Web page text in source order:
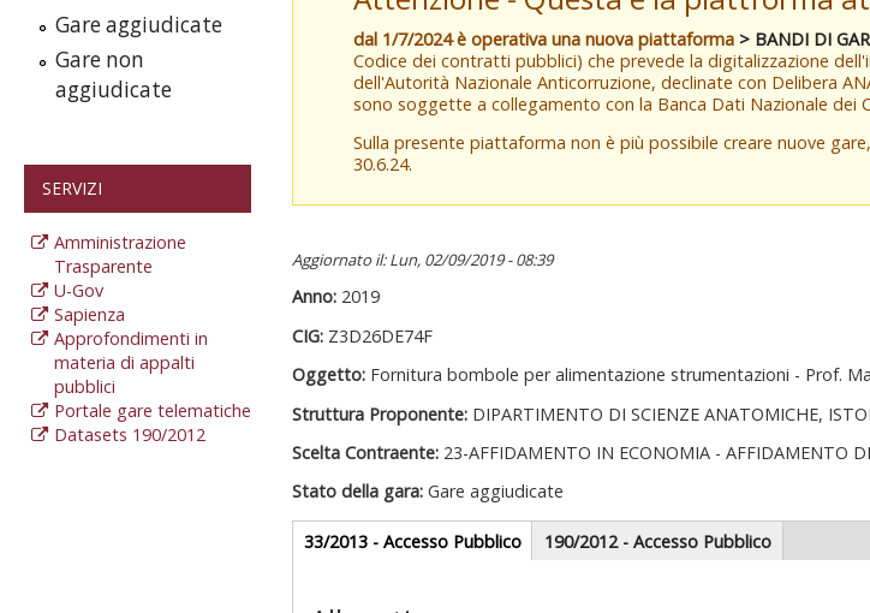
Gare aggiudicate
Gare non
aggiudicate
SERVIZI
Amministrazione
Trasparente
U-Gov
Sapienza
Approfondimenti in
materia di appalti
pubblici
Portale gare telematiche
Datasets 190/2012
dal 1/7/2024 è operativa una nuova piattaforma > BANDI DI
Codice dei contratti pubblici) che prevede la digitalizzazione
dell'Autorità Nazionale Anticorruzione, declinate con Delibera
sono soggette a collegamento con la Banca Dati Nazionale dei
Sulla presente piattaforma non è più possibile creare nuove
30.6.24.
Aggiornato il: Lun, 02/09/2019 - 08:39
Anno: 2019
CIG: Z3D26DE74F
Oggetto: Fornitura bombole per alimentazione strumentazioni - Prof.
Struttura Proponente: DIPARTIMENTO DI SCIENZE ANATOMICHE,
Scelta Contraente: 23-AFFIDAMENTO IN ECONOMIA - AFFIDAMENTO
Stato della gara: Gare aggiudicate
Gare appalti
33/2013 - Accesso Pubblico(scheda
attiva)
190/2012 - Accesso Pubblico